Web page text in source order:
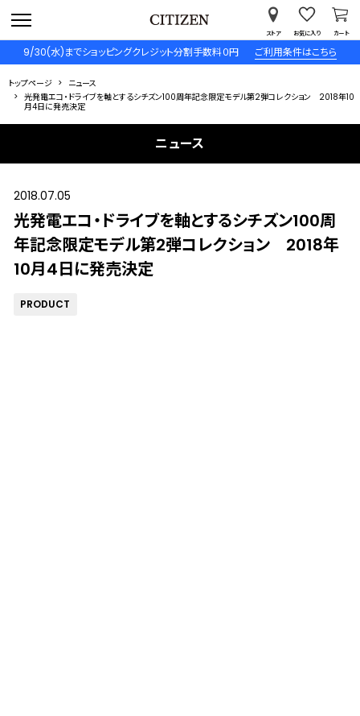
9/30(水)までショッピングクレジット分割手数料０円 ご利用条件はこちら
ストア お気に入り カート
トップページ
ニュース
光発電エコ・ドライブを軸とするシチズン100周年記念限定モデル第2弾コレクション 2018年10
月4日に発売決定
ニュース
2018.07.05
光発電エコ・ドライブを軸とするシチズン100周
年記念限定モデル第2弾コレクション 2018年
10月4日に発売決定
PRODUCT